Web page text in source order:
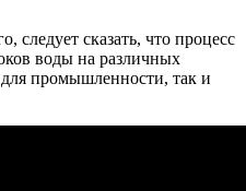
следует сказать, что процесс
воды на различных
промышленности, так и